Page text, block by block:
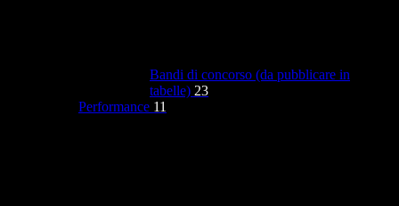
Bandi di concorso (da pubblicare in
tabelle) 23
Performance 11